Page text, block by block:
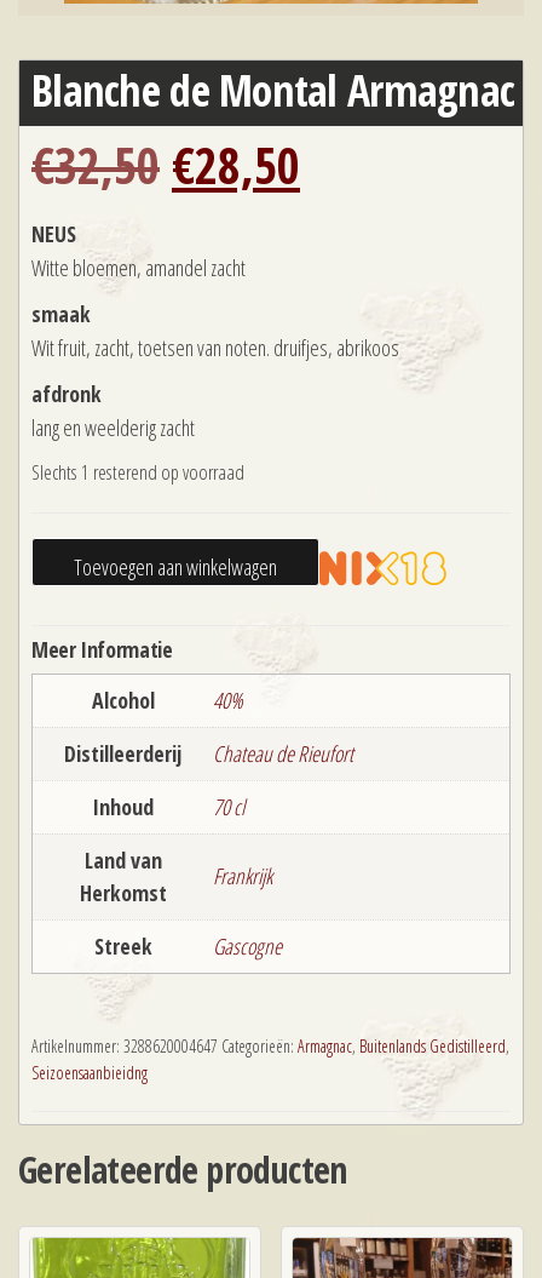
Blanche de Montal Armagnac
€32,50 Oorspronkelijke
prijs
€28,50
€28,50.
NEUS
Witte bloemen, amandel zacht
smaak
Wit fruit, zacht, toetsen van noten. druifjes, abrikoos
afdronk
lang en weelderig zacht
Slechts 1 resterend op voorraad
Blanche
de
Armagnac
Toevoegen aan winkelwagen
Meer Informatie
Alcohol
40%
Distilleerderij
Chateau de Rieufort
Inhoud
70 cl
Land van
Herkomst
Frankrijk
Streek Gascogne
Artikelnummer: 3288620004647 Categorieën: Armagnac, Buitenlands Gedistilleerd,
Seizoensaanbieidng
Gerelateerde producten